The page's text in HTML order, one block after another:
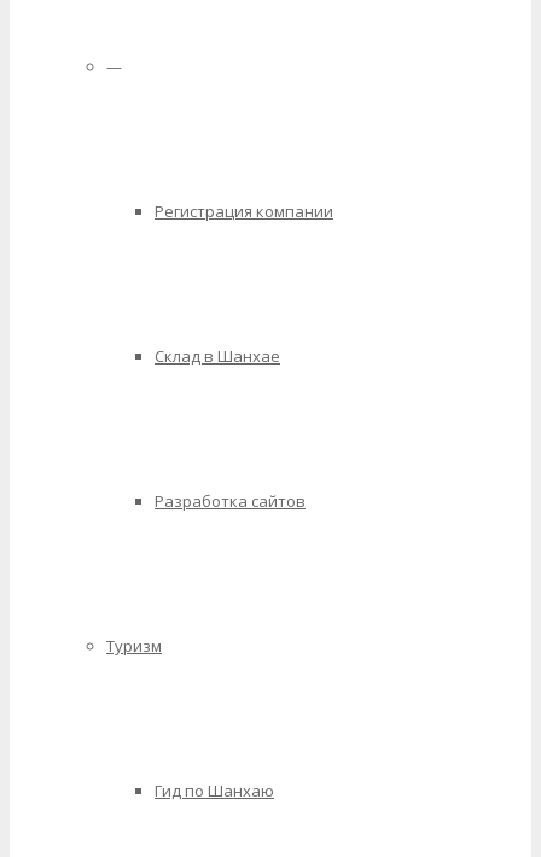
—
Регистрация компании
Склад в Шанхае
Разработка сайтов
Туризм
Гид по Шанхаю